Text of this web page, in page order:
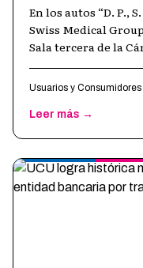
En los autos “D. P.,
Swiss Medical
Sala tercera de la
Usuarios y
Leer más →